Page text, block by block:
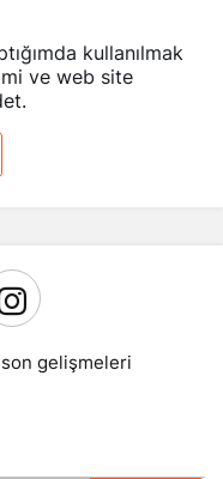
kullanılmak
ve web site
son gelişmeleri